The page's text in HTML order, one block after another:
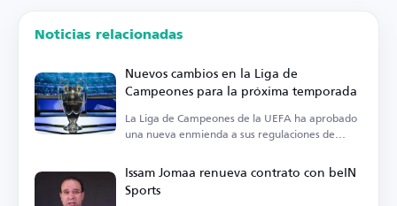
Noticias relacionadas
Nuevos cambios en la Liga de
Campeones para la próxima temporada
La Liga de Campeones de la UEFA ha aprobado
una nueva enmienda a sus regulaciones de
Issam Jomaa renueva contrato con beIN
Sports